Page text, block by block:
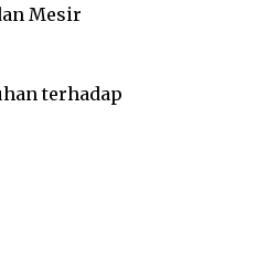
Mesir
terhadap